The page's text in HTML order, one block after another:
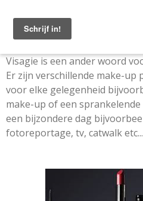
direct
naar
de
hoofdinhoud
Visagie is een ander woord
Er zijn verschillende make-up
voor elke gelegenheid
make-up of een
een bijzondere dag
fotoreportage, tv, catwalk